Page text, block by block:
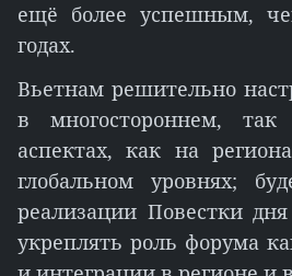
ещё более успешным,
годах.
Вьетнам решительно
в многостороннем, так
аспектах, как на
глобальном уровнях;
реализации Повестки
укреплять роль форума